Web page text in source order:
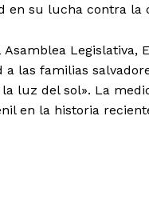
en su lucha contra la
Asamblea Legislativa,
las familias
la luz del sol». La
en la historia